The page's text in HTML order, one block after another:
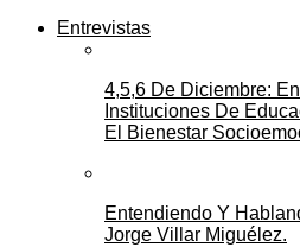
Entrevistas
4,5,6 De Diciembre:
Instituciones De
El Bienestar
Entendiendo Y
Jorge Villar Miguélez.